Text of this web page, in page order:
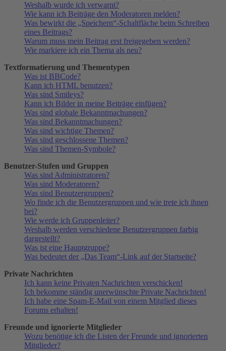
Weshalb wurde ich verwarnt?
Wie kann ich Beiträge den Moderatoren melden?
Was bewirkt die „Speichern“-Schaltfläche beim Schreiben
eines Beitrags?
Warum muss mein Beitrag erst freigegeben werden?
Wie markiere ich ein Thema als neu?
Textformatierung und Thementypen
Was ist BBCode?
Kann ich HTML benutzen?
Was sind Smileys?
Kann ich Bilder in meine Beiträge einfügen?
Was sind globale Bekanntmachungen?
Was sind Bekanntmachungen?
Was sind wichtige Themen?
Was sind geschlossene Themen?
Was sind Themen-Symbole?
Benutzer-Stufen und Gruppen
Was sind Administratoren?
Was sind Moderatoren?
Was sind Benutzergruppen?
Wo finde ich die Benutzergruppen und wie trete ich ihnen
bei?
Wie werde ich Gruppenleiter?
Weshalb werden verschiedene Benutzergruppen farbig
dargestellt?
Was ist eine Hauptgruppe?
Was bedeutet der „Das Team“-Link auf der Startseite?
Private Nachrichten
Ich kann keine Privaten Nachrichten verschicken!
Ich bekomme ständig unerwünschte Private Nachrichten!
Ich habe eine Spam-E-Mail von einem Mitglied dieses
Forums erhalten!
Freunde und ignorierte Mitglieder
Wozu benötige ich die Listen der Freunde und ignorierten
Mitglieder?